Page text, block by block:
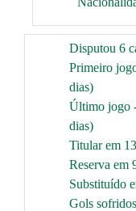
Disputou 6
Primeiro
dias)
Último jogo
dias)
Titular em
Reserva em
Substituído
Gols